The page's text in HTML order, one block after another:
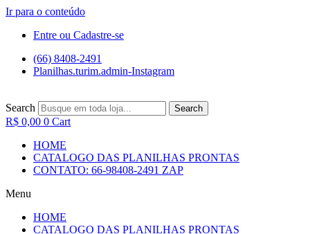
Ir para o conteúdo
Entre ou Cadastre-se
(66) 8408-2491
Planilhas.turim.admin-Instagram
Search Search
R$ 0,00 0 Cart
HOME
CATALOGO DAS PLANILHAS PRONTAS
CONTATO: 66-98408-2491 ZAP
Menu
HOME
CATALOGO DAS PLANILHAS PRONTAS